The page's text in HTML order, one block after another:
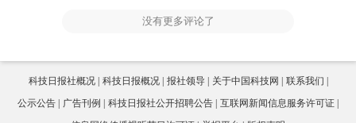
没有更多评论了
科技日报社概况 科技日报概况 报社领导 关于中国科技网
联系我们
公示公告
广告刊例 科技日报社公开招聘公告
互联网新闻信息服务许可证